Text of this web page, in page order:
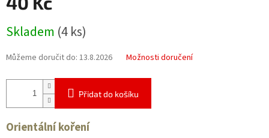
cena:
Skladem (4 ks)
Můžeme doručit do: 13.8.2026 Možnosti doručení
Přidat do košíku
Orientální koření